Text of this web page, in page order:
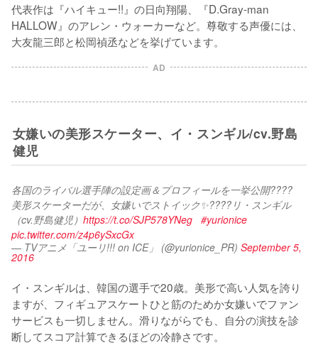
代表作は『ハイキュー!!』の日向翔陽、『D.Gray-man
HALLOW』のアレン・ウォーカーなど。尊敬する声優には、
大友龍三郎と松岡禎丞などを挙げています。
AD
女嫌いの美形スケーター、イ・スンギル/cv.野島
健児
各国のライバル選手陣の設定画＆プロフィールを一挙公開????
美形スケーターだが、女嫌いでストイック✨????リ・スンギル
（cv.野島健児） https://t.co/SJP578YNeg #yurionice
pic.twitter.com/z4p6ySxcGx
— TVアニメ「ユーリ!!! on ICE」 (@yurionice_PR) September 5,
2016
イ・スンギルは、韓国の選手で20歳。美形で高い人気を誇り
ますが、フィギュアスケートひと筋のためか女嫌いでファン
サービスも一切しません。滑りながらでも、自分の演技を診
断してスコア計算できるほどの冷静さです。